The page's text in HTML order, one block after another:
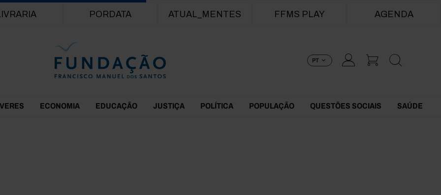
PORDATA ATUAL_MENTES FFMS PLAY AGENDA
PT
ECONOMIA EDUCAÇÃO JUSTIÇA POLÍTICA POPULAÇÃO QUESTÕES SOCIAIS SAÚDE